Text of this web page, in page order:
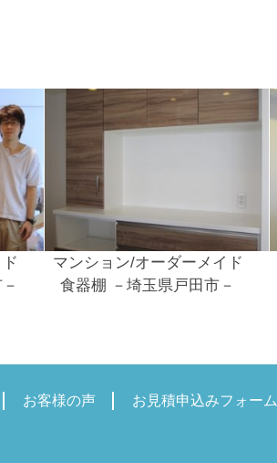
マンション/オーダーメイド
食器棚 －埼玉県戸田市－
お客様の声 お見積申込みフォーム